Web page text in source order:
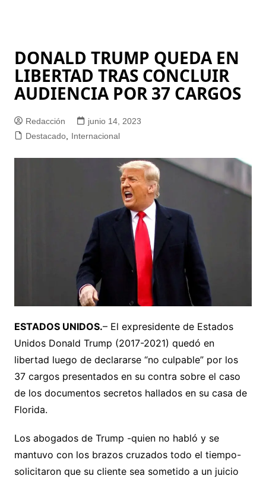
DONALD TRUMP QUEDA EN
LIBERTAD TRAS CONCLUIR
AUDIENCIA POR 37 CARGOS
Redacción
junio 14, 2023
Destacado, Internacional
ESTADOS UNIDOS.– El expresidente de Estados
Unidos Donald Trump (2017-2021) quedó en
libertad luego de declararse “no culpable” por los
37 cargos presentados en su contra sobre el caso
de los documentos secretos hallados en su casa de
Florida.
Los abogados de Trump -quien no habló y se
mantuvo con los brazos cruzados todo el tiempo-
solicitaron que su cliente sea sometido a un juicio